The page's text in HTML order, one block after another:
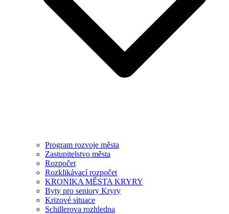
Program rozvoje města
Zastupitelstvo města
Rozpočet
Rozklikávací rozpočet
KRONIKA MĚSTA KRYRY
Byty pro seniory Kryry
Krizové situace
Schillerova rozhledna